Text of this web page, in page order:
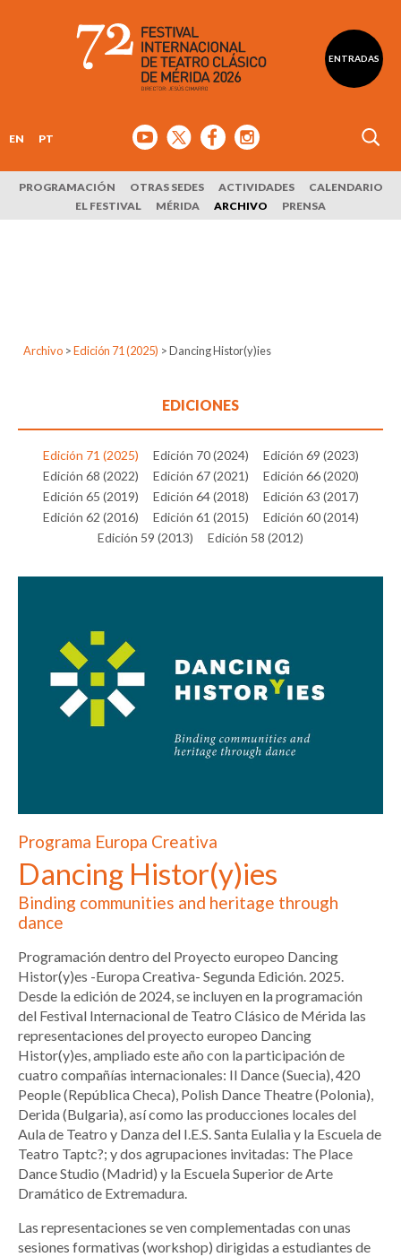
ENTRADAS
EN PT
PROGRAMACIÓN OTRAS SEDES ACTIVIDADES
CALENDARIO
EL FESTIVAL
MÉRIDA ARCHIVO PRENSA
Archivo > Edición 71 (2025) >Dancing Histor(y)ies
EDICIONES
Edición 71 (2025) Edición 70 (2024)
Edición 69 (2023)
Edición 68 (2022)
Edición 67 (2021)
Edición 66 (2020)
Edición 65 (2019)
Edición 64 (2018)
Edición 63 (2017)
Edición 62 (2016)
Edición 61 (2015)
Edición 60 (2014)
Edición 59 (2013)
Edición 58 (2012)
Programa Europa Creativa
Dancing Histor(y)ies
Binding communities and heritage through
dance
Programación dentro del Proyecto europeo Dancing
Histor(y)es -Europa Creativa- Segunda Edición. 2025.
Desde la edición de 2024, se incluyen en la programación
del Festival Internacional de Teatro Clásico de Mérida las
representaciones del proyecto europeo Dancing
Histor(y)es, ampliado este año con la participación de
cuatro compañías internacionales: Il Dance (Suecia), 420
People (República Checa), Polish Dance Theatre (Polonia),
Derida (Bulgaria), así como las producciones locales del
Aula de Teatro y Danza del I.E.S. Santa Eulalia y la Escuela de
Teatro Taptc?; y dos agrupaciones invitadas: The Place
Dance Studio (Madrid) y la Escuela Superior de Arte
Dramático de Extremadura.
Las representaciones se ven complementadas con unas
sesiones formativas (workshop) dirigidas a estudiantes de